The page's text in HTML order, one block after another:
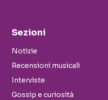
Sezioni
Notizie
Recensioni musicali
Interviste
Gossip e curiosità